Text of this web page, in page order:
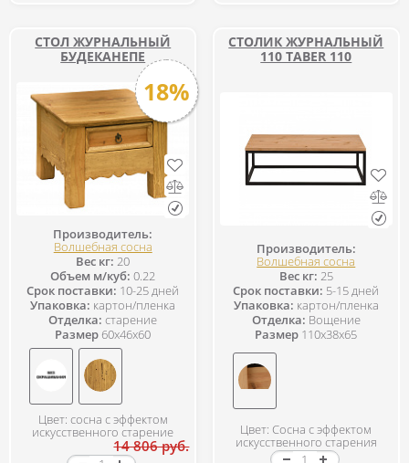
СТОЛ ЖУРНАЛЬНЫЙ
БУДЕКАНЕПЕ
18%
Производитель:
Волшебная сосна
Вес кг: 20
Объем м/куб: 0.22
Срок поставки: 10-25 дней
Упаковка: картон/пленка
Отделка: старение
Размер 60x46x60
Цвет: сосна с эффектом
искусственного старение
14 806 руб.
СТОЛИК ЖУРНАЛЬНЫЙ
110 TABER 110
Производитель:
Волшебная сосна
Вес кг: 25
Срок поставки: 5-15 дней
Упаковка: картон/пленка
Отделка: Вощение
Размер 110x38x65
Цвет: Сосна с эффектом
искусственного старения